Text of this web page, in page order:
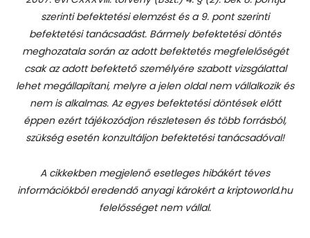
szerinti befektetési elemzést és a 9. pont szerinti
befektetési tanácsadást. Bármely befektetési döntés
meghozatala során az adott befektetés megfelelőségét
csak az adott befektető személyére szabott vizsgálattal
lehet megállapítani, melyre a jelen oldal nem vállalkozik és
nem is alkalmas. Az egyes befektetési döntések előtt
éppen ezért tájékozódjon részletesen és több forrásból,
szükség esetén konzultáljon befektetési tanácsadóval!
A cikkekben megjelenő esetleges hibákért téves
információkból eredendő anyagi károkért a kriptoworld.hu
felelősséget nem vállal.